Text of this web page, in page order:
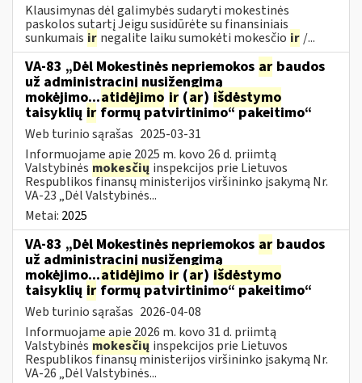
Klausimynas dėl galimybės sudaryti mokestinės
paskolos sutartį Jeigu susidūrėte su finansiniais
sunkumais ir negalite laiku sumokėti mokesčio ir /...
VA-83 „Dėl Mokestinės nepriemokos ar baudos
už administracinį nusižengimą
mokėjimo...atidėjimo ir (ar) išdėstymo
taisyklių ir formų patvirtinimo“ pakeitimo“
Web turinio sąrašas 2025-03-31
Informuojame apie 2025 m. kovo 26 d. priimtą
Valstybinės mokesčių inspekcijos prie Lietuvos
Respublikos finansų ministerijos viršininko įsakymą Nr.
VA-23 „Dėl Valstybinės...
Metai: 2025
VA-83 „Dėl Mokestinės nepriemokos ar baudos
už administracinį nusižengimą
mokėjimo...atidėjimo ir (ar) išdėstymo
taisyklių ir formų patvirtinimo“ pakeitimo“
Web turinio sąrašas 2026-04-08
Informuojame apie 2026 m. kovo 31 d. priimtą
Valstybinės mokesčių inspekcijos prie Lietuvos
Respublikos finansų ministerijos viršininko įsakymą Nr.
VA-26 „Dėl Valstybinės...